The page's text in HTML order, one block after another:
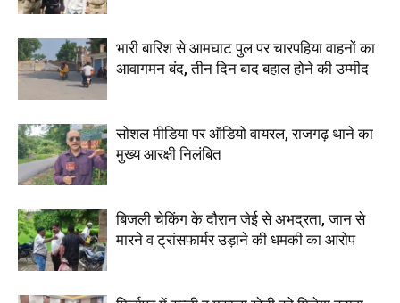
भारी बारिश से आमघाट पुल पर चारपहिया वाहनों का
आवागमन बंद, तीन दिन बाद बहाल होने की उम्मीद
सोशल मीडिया पर ऑडियो वायरल, राजगढ़ थाने का
मुख्य आरक्षी निलंबित
बिजली चेकिंग के दौरान जेई से अभद्रता, जान से
मारने व ट्रांसफार्मर उड़ाने की धमकी का आरोप